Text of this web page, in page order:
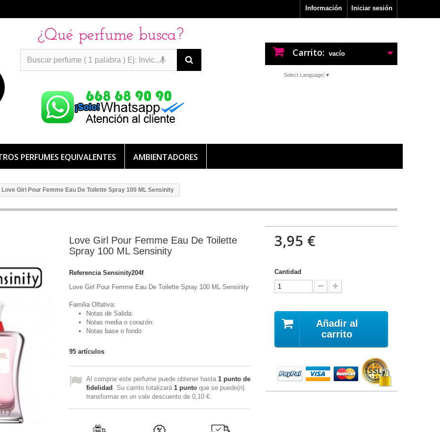
Iniciar sesión
Información
¿Qué perfume busca?
Carrito: vacío
Select Language ▼
PERFUMES EQUIVALENTES AMBIENTADORES
Love Girl Pour Femme Eau De Toilette Spray 100 ML Sensinity
Love Girl Pour Femme Eau De Toilette
Spray 100 ML Sensinity
Referencia Sensinity204f
Love Girl Pour Femme Eau De Toilette Spray 100 ML Sensinity
Familia Olfativa:
Notas de Salida:
Notas media o corazón:
Notas base o fondo
95 artículos
Al comprar este perfume puede obtener hasta 1 punto de
fidelidad . Su carrito totalizará 1 punto que se puede(n)
transformar en un vale descuento de 0,10 €.
3,95 €
Cantidad
Añadir al
carrito